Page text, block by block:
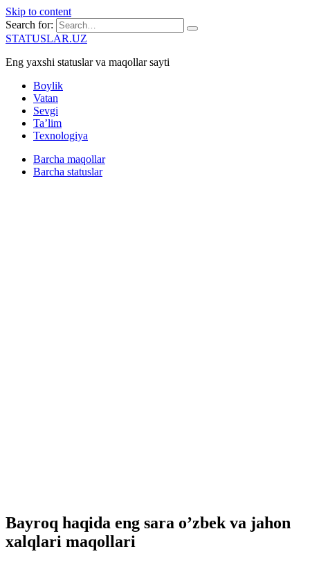
Skip to content
Search for:
STATUSLAR.UZ
Eng yaxshi statuslar va maqollar sayti
Boylik
Vatan
Sevgi
Ta’lim
Texnologiya
Barcha maqollar
Barcha statuslar
Bayroq haqida eng sara o’zbek va jahon
xalqlari maqollari